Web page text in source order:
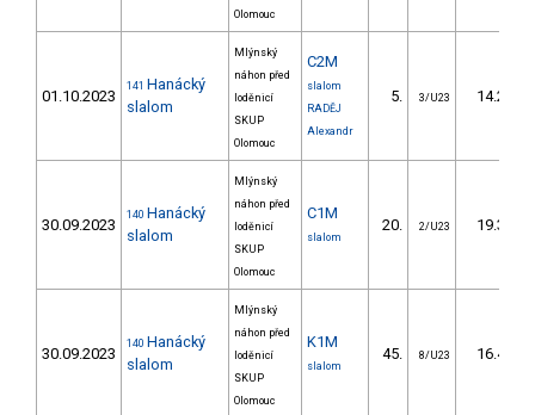
Olomouc
01.10.2023
141 Hanácký
slalom
Mlýnský
náhon před
loděnicí
SKUP
Olomouc
C2M
slalom
RADĚJ
Alexandr
5. 3/U23 14.20
30.09.2023
140 Hanácký
slalom
Mlýnský
náhon před
loděnicí
SKUP
Olomouc
C1M
slalom
20. 2/U23 19.30
30.09.2023
140 Hanácký
slalom
Mlýnský
náhon před
loděnicí
SKUP
Olomouc
K1M
slalom
45. 8/U23 16.40